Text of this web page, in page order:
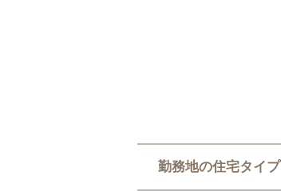
勤務地の住宅タイプ